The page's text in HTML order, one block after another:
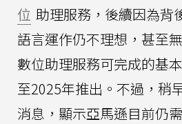
位 助理服務，後續因為背
語言運作仍不理想，甚至
數位助理服務可完成的基
至2025年推出。不過，稍
消息，顯示亞馬遜目前仍